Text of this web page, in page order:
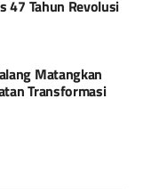
47 Tahun Revolusi
Matangkan
Transformasi